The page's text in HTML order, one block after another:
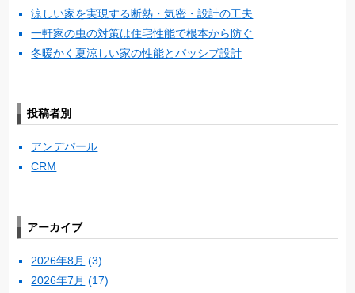
涼しい家を実現する断熱・気密・設計の工夫
一軒家の虫の対策は住宅性能で根本から防ぐ
冬暖かく夏涼しい家の性能とパッシブ設計
投稿者別
アンデパール
CRM
アーカイブ
2026年8月 (3)
2026年7月 (17)